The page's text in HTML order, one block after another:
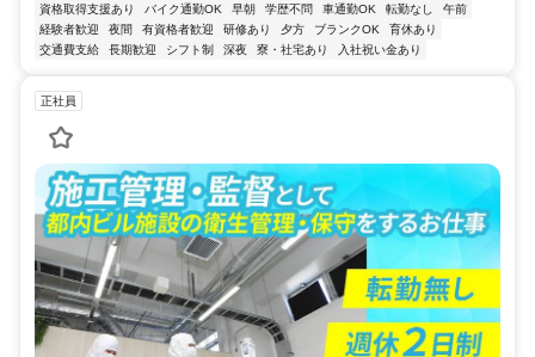
資格取得支援あり バイク通勤OK 早朝 学歴不問 車通勤OK 転勤なし
午前
経験者歓迎
夜間 有資格者歓迎 研修あり 夕方 ブランクOK
育休あり
交通費支給
長期歓迎 シフト制 深夜 寮・社宅あり 入社祝い金あり
正社員